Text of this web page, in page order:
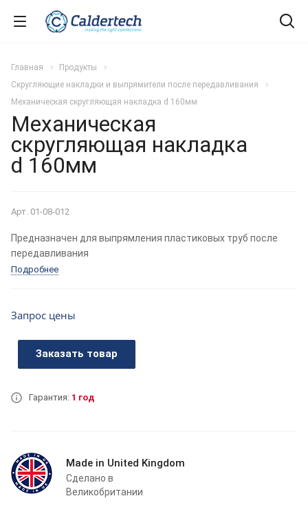
Главная
Продукты
Скругляющие накладки и выпрямители после передавливания
Механическая скругляющая накладка d 160мм
Механическая
скругляющая накладка
d 160мм
Арт. 01-08-012
Предназначен для выпрямления пластиковых труб после
передавливания
Подробнее
Запрос цены
Заказать товар
Гарантия: 1 год
Made in United Kingdom
Сделано в
Великобритании